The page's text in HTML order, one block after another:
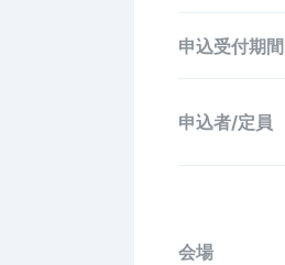
申込受付期間
申込者/定員
会場